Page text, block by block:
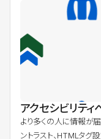
アクセシビリテ
より多くの人に情報が届
ントラスト、HTMLタグ